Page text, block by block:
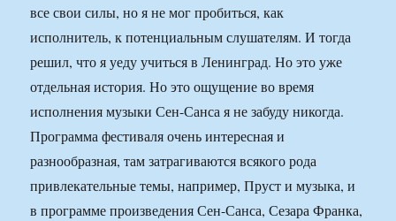
все свои силы, но я не мог пробиться, как
исполнитель, к потенциальным слушателям. И тогда
решил, что я уеду учиться в Ленинград. Но это уже
отдельная история. Но это ощущение во время
исполнения музыки Сен-Санса я не забуду никогда.
Программа фестиваля очень интересная и
разнообразная, там затрагиваются всякого рода
привлекательные темы, например, Пруст и музыка, и
в программе произведения Сен-Санса, Сезара Франка,